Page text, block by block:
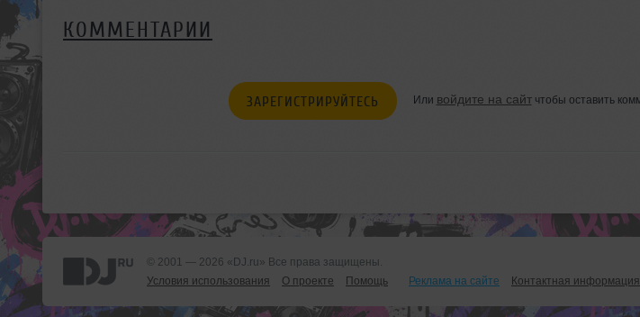
КОММЕНТАРИИ
ЗАРЕГИСТРИРУЙТЕСЬ Или войдите на сайтчтобы оставить
© 2001 — 2026 «DJ.ru» Все права защищены.
Условия использования
О проекте Помощь Реклама на сайте Контактная информация